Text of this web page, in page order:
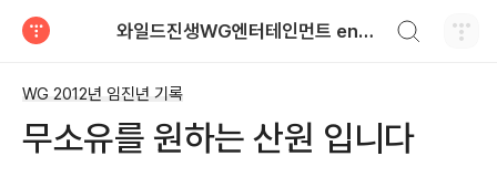
와일드진생WG엔터테인먼트 entertainment
WG 2012년 임진년 기록
무소유를 원하는 산원 입니다